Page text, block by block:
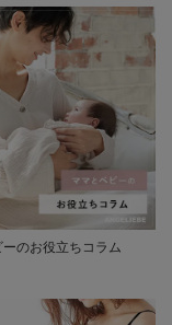
のお役立ちコラム